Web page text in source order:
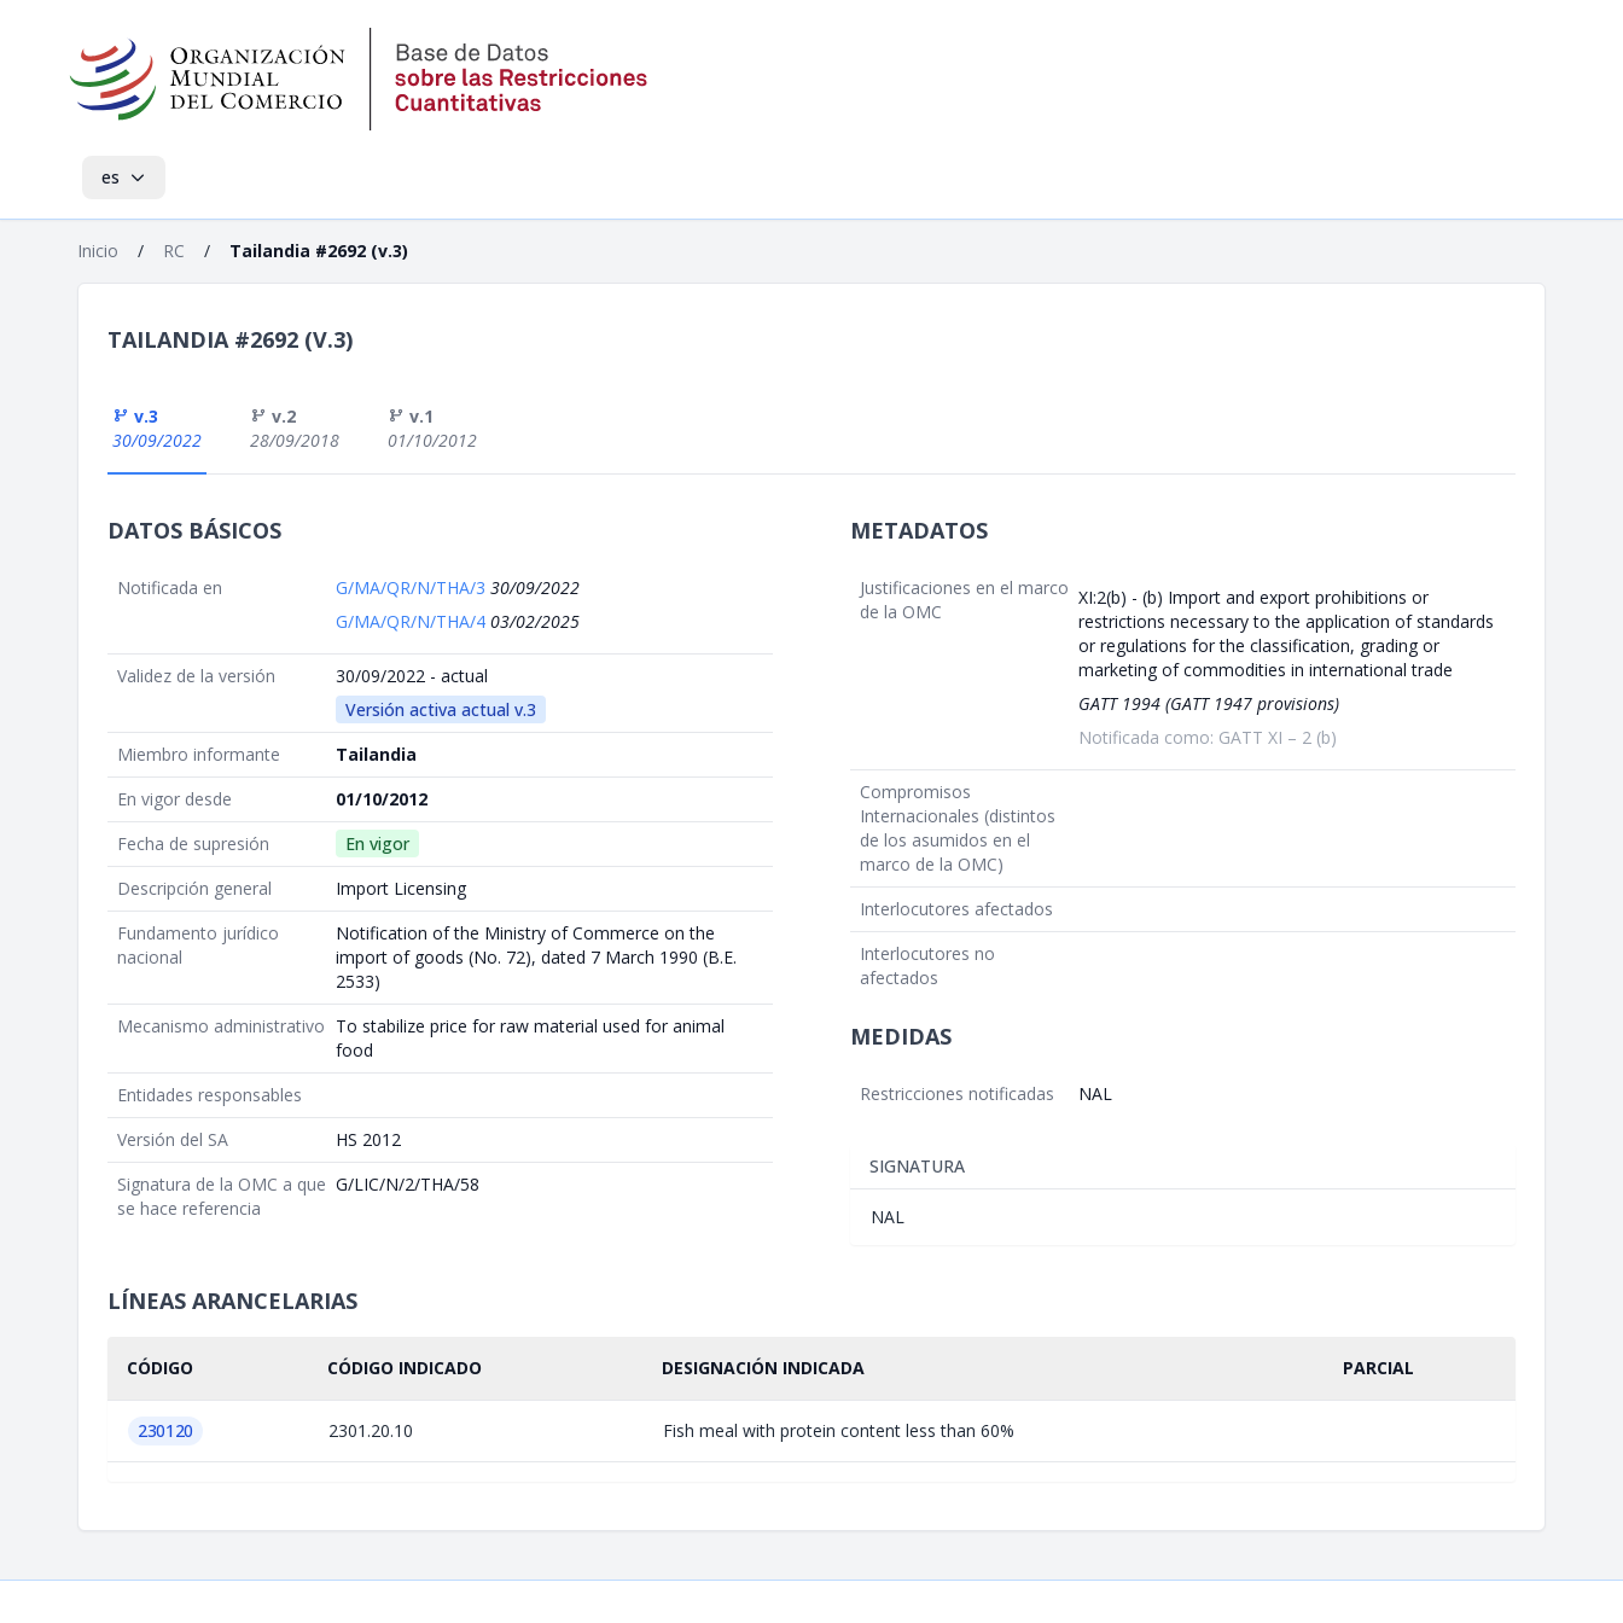
es
Inicio / RC / Tailandia #2692 (v.3)
TAILANDIA #2692 (V.3)
v.3
30/09/2022
v.2
28/09/2018
v.1
01/10/2012
DATOS BÁSICOS
Notificada en G/MA/QR/N/THA/3 30/09/2022
G/MA/QR/N/THA/4 03/02/2025
Validez de la versión
30/09/2022 - actual
Versión activa actual v.3
Miembro informante
Tailandia
En vigor desde
01/10/2012
Fecha de supresión
En vigor
Descripción general
Import Licensing
Fundamento jurídico
nacional
Notification of the Ministry of Commerce on the
import of goods (No. 72), dated 7 March 1990 (B.E.
2533)
Mecanismo administrativo To stabilize price for raw material used for animal
food
Entidades responsables
Versión del SA
HS 2012
Signatura de la OMC a que
se hace referencia
G/LIC/N/2/THA/58
METADATOS
Justificaciones en el marco
de la OMC
XI:2(b) - (b) Import and export prohibitions or
restrictions necessary to the application of standards
or regulations for the classification, grading or
marketing of commodities in international trade
GATT 1994 (GATT 1947 provisions)
Notificada como: GATT XI – 2 (b)
Compromisos
Internacionales (distintos
de los asumidos en el
marco de la OMC)
Interlocutores afectados
Interlocutores no
afectados
MEDIDAS
Restricciones notificadas NAL
SIGNATURA
NAL
LÍNEAS ARANCELARIAS
CÓDIGO CÓDIGO INDICADO DESIGNACIÓN INDICADA PARCIAL
230120 2301.20.10 Fish meal with protein content less than 60%